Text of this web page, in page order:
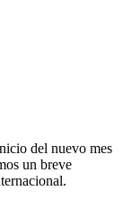
del nuevo mes
un breve